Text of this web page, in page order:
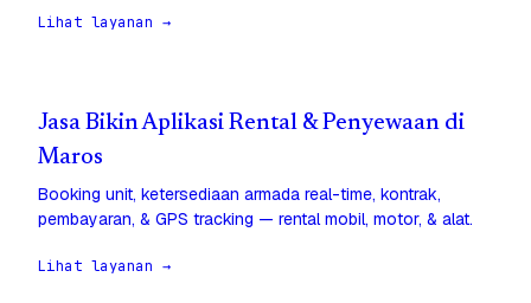
Lihat layanan →
Jasa Bikin Aplikasi Rental & Penyewaan di
Maros
Booking unit, ketersediaan armada real-time, kontrak,
pembayaran, & GPS tracking — rental mobil, motor, & alat.
Lihat layanan →